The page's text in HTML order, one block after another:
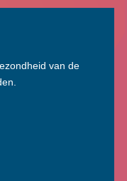
van de